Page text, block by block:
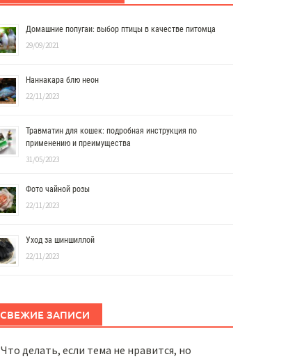
Домашние попугаи: выбор птицы в качестве питомца
29/09/2021
Наннакара блю неон
22/11/2023
Травматин для кошек: подробная инструкция по
применению и преимущества
31/05/2023
Фото чайной розы
22/11/2023
Уход за шиншиллой
22/11/2023
СВЕЖИЕ ЗАПИСИ
Что делать, если тема не нравится, но